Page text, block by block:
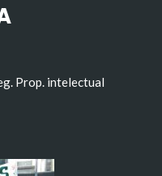
Prop. intelectual